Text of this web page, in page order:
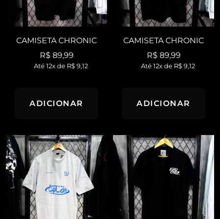
CAMISETA CHRONIC
Preço
promocional
R$ 89,99
Até 12x de R$ 9,12
ADICIONAR
CAMISETA CHRONIC
Preço
promocional
R$ 89,99
Até 12x de R$ 9,12
ADICIONAR